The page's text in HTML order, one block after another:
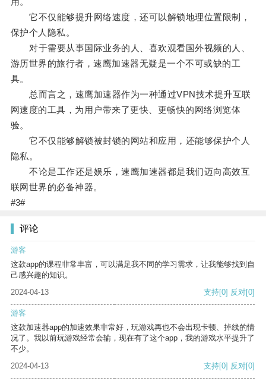
它不仅能够提升网络速度，还可以解锁地理位置限制，
保护个人隐私。
对于需要从事国际业务的人、喜欢观看国外视频的人、
游历世界的旅行者，速鹰加速器无疑是一个不可或缺的工
具。
总而言之，速鹰加速器作为一种通过VPN技术提升互联
网速度的工具，为用户带来了更快、更畅快的网络浏览体
验。
它不仅能够解锁被封锁的网站和应用，还能够保护个人
隐私。
不论是工作还是娱乐，速鹰加速器都是我们迈向高效互
联网世界的必备神器。
#3#
评论
游客
这款app的课程非常丰富，可以满足我不同的学习需求，让我能够找到自
己感兴趣的知识。
2024-04-13
支持[0] 反对[0]
游客
这款加速器app的加速效果非常好，玩游戏再也不会出现卡顿、掉线的情
况了。我以前玩游戏经常会输，现在有了这个app，我的游戏水平提升了
不少。
2024-04-13
支持[0] 反对[0]